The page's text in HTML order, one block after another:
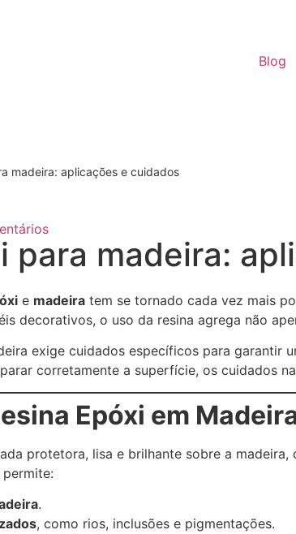
Blog
madeira: aplicações e cuidados
para madeira:
e madeira tem se tornado cada vez mais
decorativos, o uso da resina agrega não
exige cuidados específicos para garantir
corretamente a superfície, os cuidados
Epóxi em
protetora, lisa e brilhante sobre a
.
, como rios, inclusões e pigmentações.